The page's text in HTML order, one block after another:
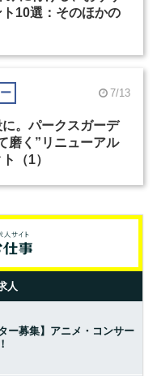
10選：そのほかの
7/13
。パークスガーデ
磨く”リニューアル
（1）
人
ー募集】アニメ・コンサー